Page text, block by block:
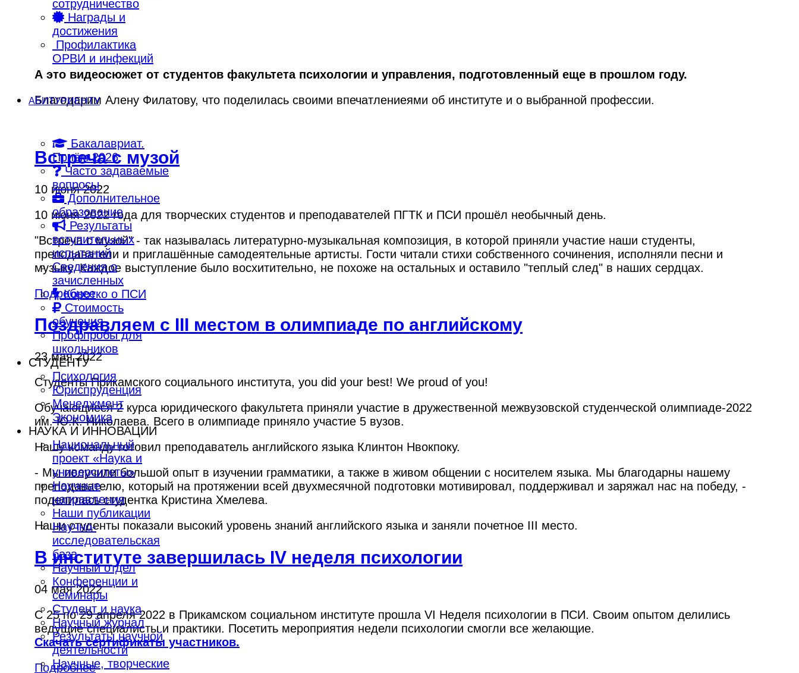
сотрудничество
Награды и
достижения
Профилактика
ОРВИ и инфекций
АБИТУРИЕНТУ
Бакалавриат.
Приём 2026
Часто задаваемые
вопросы
Дополнительное
образование
Результаты
вступительных
испытаний
Сведения о
зачисленных
Коротко о ПСИ
Стоимость
обучения
Профпробы для
школьников
СТУДЕНТУ
Психология
Юриспруденция
Менеджмент
Экономика
НАУКА И ИННОВАЦИИ
Национальный
проект «Наука и
университеты»
Научные
направления
Наши публикации
Научно-
исследовательская
база
Научный отдел
Конференции и
семинары
Студент и наука
Научный журнал
Результаты научной
деятельности
Научные, творческие
А это видеосюжет от студентов факультета психологии и управления, подготовленный еще в прошлом году.
Благодарим Алену Филатову, что поделилась своими впечатлениеями об институте и о выбранной профессии.
Встреча с музой
10 июня 2022
10 июня 2022 года для творческих студентов и преподавателей ПГТК и ПСИ прошёл необычный день.
"Встреча с музой" - так называлась литературно-музыкальная композиция, в которой приняли участие наши студенты,
преподаватели и приглашённые самодеятельные артисты. Гости читали стихи собственного сочинения, исполняли песни и
музыку. Каждое выступление было восхитительно, не похоже на остальных и оставило "теплый след" в наших сердцах.
Подробнее
Поздравляем с III местом в олимпиаде по английскому
23 мая 2022
Студенты Прикамского социального института, you did your best! We proud of you!
Обучающиеся 2 курса юридического факультета приняли участие в дружественной межвузовской студенческой олимпиаде-2022
им. Ю.К. Николаева. Всего в олимпиаде приняло участие 5 вузов.
Нашу команду готовил преподаватель английского языка Клинтон Нвокпоку.
- Мы получили большой опыт в изучении грамматики, а также в живом общении с носителем языка. Мы благодарны нашему
преподавателю, который на протяжении всей двухмесячной подготовки мотивировал, поддерживал и заряжал нас на победу, -
поделилась студентка Кристина Хмелева.
Наши студенты показали высокий уровень знаний английского языка и заняли почетное III место.
В институте завершилась IV неделя психологии
04 мая 2022
С 25 по 29 апреля 2022 в Прикамском социальном институте прошла VI Неделя психологии в ПСИ. Своим опытом делились
ведущие специалисты и практики. Посетить мероприятия недели психологии смогли все желающие.
Скачать сертификаты участников.
Подробнее